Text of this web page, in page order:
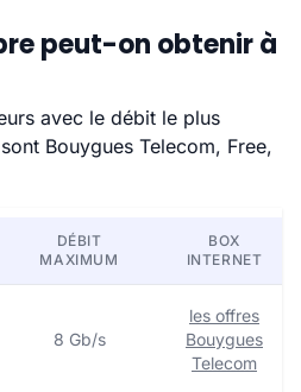
peut-on obtenir à
avec le débit le plus
Bouygues Telecom, Free,
DÉBIT
MAXIMUM
BOX
INTERNET
8 Gb/s
les offres
Bouygues
Telecom